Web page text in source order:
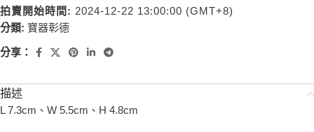
拍賣開始時間: 2024-12-22 13:00:00 (GMT+8)
分類: 寶器彰德
分享：
描述
L 7.3cm、W 5.5cm、H 4.8cm